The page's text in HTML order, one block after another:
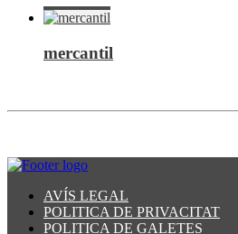
mercantil
AVÍS LEGAL
POLITICA DE PRIVACITAT
POLITICA DE GALETES